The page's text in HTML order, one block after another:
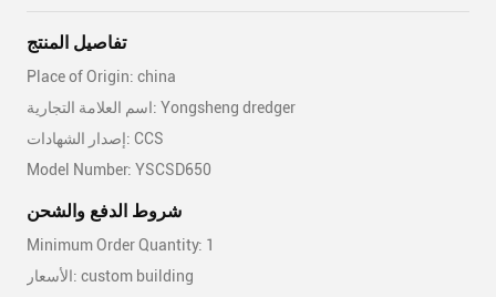
تفاصيل المنتج
Place of Origin: china
اسم العلامة التجارية: Yongsheng dredger
إصدار الشهادات: CCS
Model Number: YSCSD650
شروط الدفع والشحن
Minimum Order Quantity: 1
الأسعار: custom building